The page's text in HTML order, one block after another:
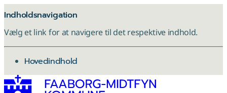
Indholdsnavigation
Vælg et link for at navigere til det respektive indhold.
gå til
Hovedindhold